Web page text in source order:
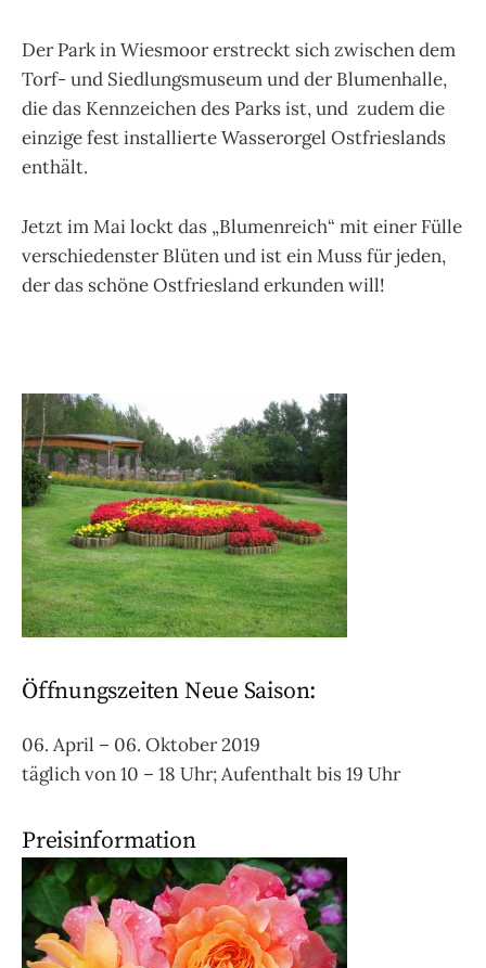
Der Park in Wiesmoor erstreckt sich zwischen dem
Torf- und Siedlungsmuseum und der Blumenhalle,
die das Kennzeichen des Parks ist, und zudem die
einzige fest installierte Wasserorgel Ostfrieslands
enthält.
Jetzt im Mai lockt das „Blumenreich“ mit einer Fülle
verschiedenster Blüten und ist ein Muss für jeden,
der das schöne Ostfriesland erkunden will!
Öffnungszeiten Neue Saison:
06. April – 06. Oktober 2019
täglich von 10 – 18 Uhr; Aufenthalt bis 19 Uhr
Preisinformation